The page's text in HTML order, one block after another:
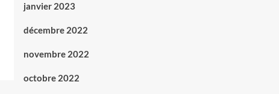
janvier 2023
décembre 2022
novembre 2022
octobre 2022